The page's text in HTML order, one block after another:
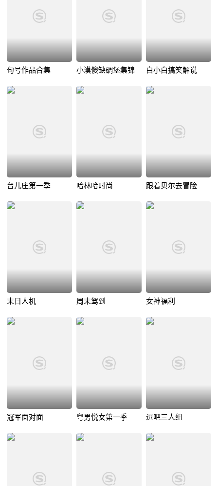
句号作品合集 小漠傻缺碉堡集锦 白小白搞笑解说
台儿庄第一季 哈林哈时尚 跟着贝尔去冒险
末日人机 周末驾到 女神福利
冠军面对面 粤男悦女第一季 逗吧三人组